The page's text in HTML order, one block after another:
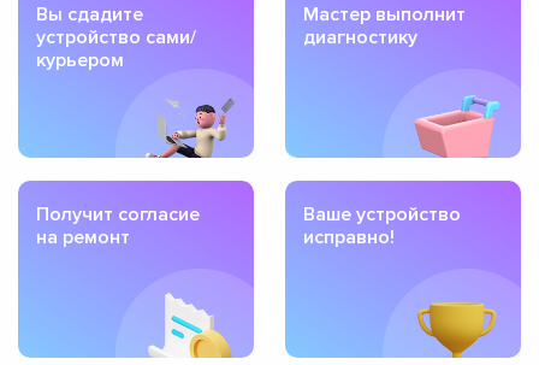
Вы сдадите
устройство сами/
курьером
Мастер выполнит
диагностику
Получит согласие
на ремонт
Ваше устройство
исправно!